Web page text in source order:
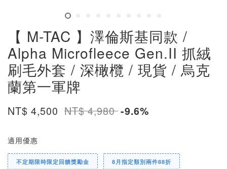
【 M-TAC 】澤倫斯基同款 /
Alpha Microfleece Gen.II 抓絨
刷毛外套 / 深橄欖 / 現貨 / 烏克
蘭第一軍牌
NT$ 4,500 NT$ 4,980-9.6%
適用優惠
不定期限時限定回饋獎勵金 8月指定類別兩件88折